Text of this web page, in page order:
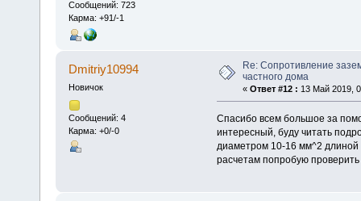
Сообщений: 723
Карма: +91/-1
Dmitriy10994
Новичок
Сообщений: 4
Карма: +0/-0
Re: Сопротивление
частного дома
« Ответ #12 : 13 Май 2019,
Спасибо всем большое за
интересный, буду читать
диаметром 10-16 мм^2
расчетам попробую проверить